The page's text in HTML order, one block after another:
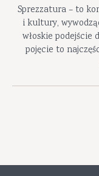
Sprezzatura – to
i kultury,
włoskie podejście
pojęcie to